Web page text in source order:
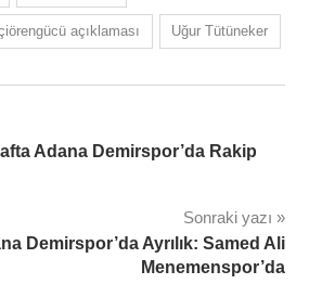
açıklaması Uğur Tütüneker
Adana Demirspor’da Rakip
Sonraki yazı
Demirspor’da Ayrılık: Samed Ali
Menemenspor’da